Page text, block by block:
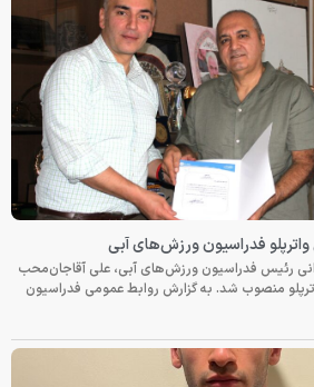
فدراسیون ورزش‌های آبی
رئیس فدراسیون ورزش‌های آبی، علی آقاجان‌محب
منصوب شد. به گزارش روابط عمومی فدراسیون